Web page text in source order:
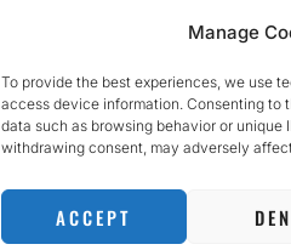
Manage
To provide the best experiences, we use
access device information. Consenting to
data such as browsing behavior or unique
withdrawing consent, may adversely
ACCEPT